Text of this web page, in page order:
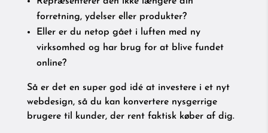
forretning, ydelser eller produkter?
Eller er du netop gået i luften med ny
virksomhed og har brug for at blive fundet
online?
Så er det en super god idé at investere i et nyt
webdesign, så du kan konvertere nysgerrige
brugere til kunder, der rent faktisk køber af dig.